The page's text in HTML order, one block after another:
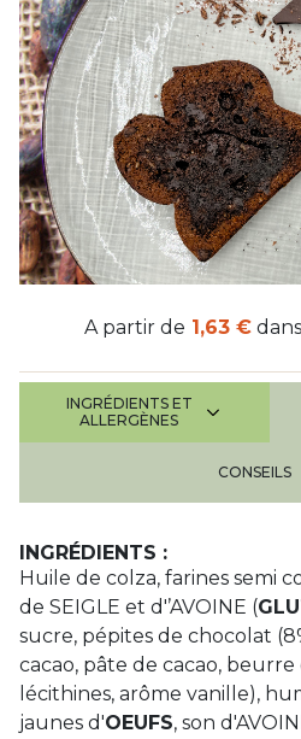
A partir de 1,63 €
INGRÉDIENTS ET
ALLERGÈNES
CONSEILS
INGRÉDIENTS :
Huile de colza, farines semi
de SEIGLE et d'’AVOINE (
sucre, pépites de chocolat
cacao, pâte de cacao,
lécithines, arôme vanille),
jaunes d'OEUFS, son